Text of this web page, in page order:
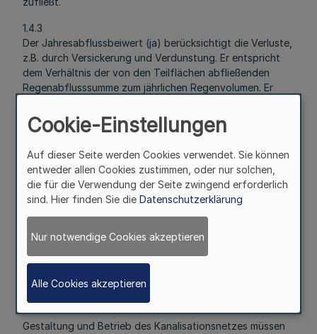
1.4.3
Der Jahresabflussbeiwert (ja) berücksichtigt die Verluste,
z.B. durch Versickerung und Verdunstung. Er entspricht
dem Verhältnis der von den Teilflächen abfließenden
Regenabflusssumme zum jährlichen Regenvolumen. Er
gleichem Verlust ermittelt.
Der gesamte in der Kanalisation abfließende Niederschlag
ergibt sich aus der Summe der von den Einzelflächen
abfließenden Niederschläge. Der von jeder Einzelfläche
abfließende Niederschlag errechnet sich nach folgender
Formel: (siehe Anhang)
Behandlung des abfließenden Niederschlags
2.1
Anforderung
Gestaltung und Betrieb des Kanalisationsnetzes müssen
Cookie-Einstellungen
Auf dieser Seite werden Cookies verwendet. Sie können
entweder allen Cookies zustimmen, oder nur solchen,
die für die Verwendung der Seite zwingend erforderlich
sind. Hier finden Sie die Datenschutzerklärung
Nur notwendige Cookies akzeptieren
Alle Cookies akzeptieren